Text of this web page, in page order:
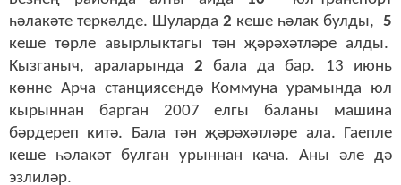
һәлакәте теркәлде. Шуларда 2 кеше һәлак булды, 5
кеше төрле авырлыктагы тән җәрәхәтләре алды.
Кызганыч, араларында 2 бала да бар. 13 июнь
көнне Арча станциясендә Коммуна урамында юл
кырыннан барган 2007 елгы баланы машина
бәрдереп китә. Бала тән җәрәхәтләре ала. Гаепле
кеше һәлакәт булган урыннан кача. Аны әле дә
эзлиләр.